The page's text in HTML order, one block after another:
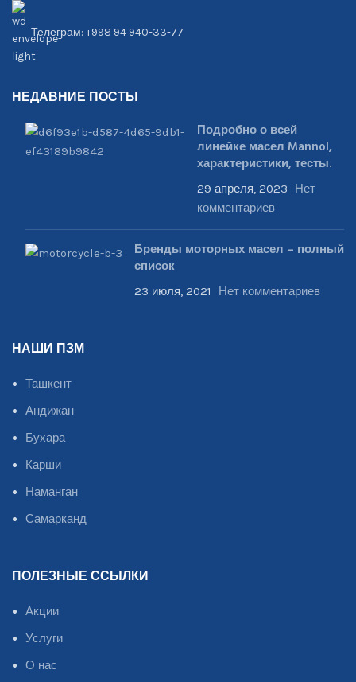
Телеграм: +998 94 940-33-77
НЕДАВНИЕ ПОСТЫ
Подробно о всей
линейке масел Mannol,
характеристики, тесты.
29 апреля, 2023
Нет
комментариев
Бренды моторных масел – полный
список
23 июля, 2021 Нет комментариев
НАШИ ПЗМ
Ташкент
Андижан
Бухара
Карши
Наманган
Самарканд
ПОЛЕЗНЫЕ ССЫЛКИ
Акции
Услуги
О нас